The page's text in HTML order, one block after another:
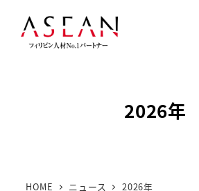
2026年
HOME ニュース 2026年